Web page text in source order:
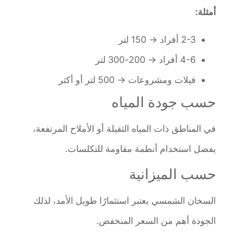
أمثلة:
2-3 أفراد → 150 لتر
4-6 أفراد → 200-300 لتر
فيلات ومشروعات → 500 لتر أو أكثر
حسب جودة المياه
في المناطق ذات المياه الثقيلة أو الأملاح المرتفعة،
يفضل استخدام أنظمة مقاومة للتكلسات.
حسب الميزانية
السخان الشمسي يعتبر استثمارًا طويل الأمد، لذلك
الجودة أهم من السعر المنخفض.